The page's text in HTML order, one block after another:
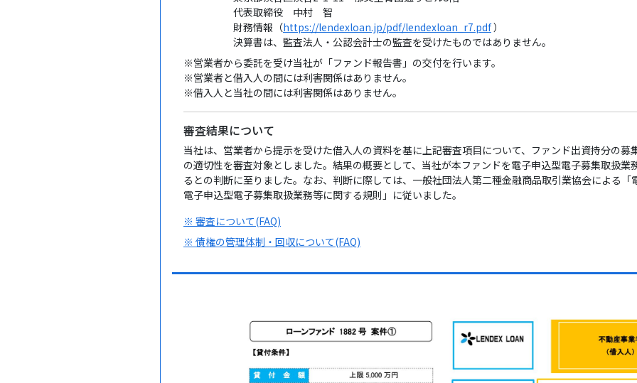
代表取締役 中村 智
財務情報（https://lendexloan.jp/pdf/lendexloan_r7.pdf）
決算書は、監査法人・公認会計士の監査を受けたものではありません。
※営業者から委託を受け当社が「ファンド報告書」の交付を行います。
※営業者と借入人の間には利害関係はありません。
※借入人と当社の間には利害関係はありません。
審査結果について
当社は、営業者から提示を受けた借入人の資料を基に上記審査項目について、ファンド出資持分の募
の適切性を審査対象としました。結果の概要として、当社が本ファンドを電子申込型電子募集取扱業
るとの判断に至りました。なお、判断に際しては、一般社団法人第二種金融商品取引業協会による
電子申込型電子募集取扱業務等に関する規則」に従いました。
※ 審査について(FAQ)
※ 債権の管理体制・回収について(FAQ)